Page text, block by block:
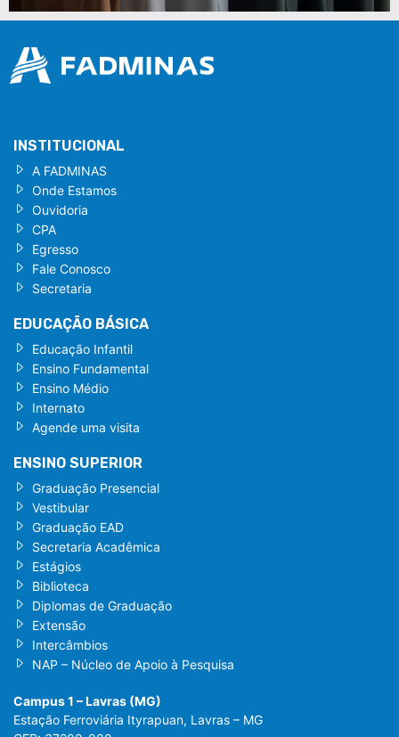
INSTITUCIONAL
A FADMINAS
Onde Estamos
Ouvidoria
CPA
Egresso
Fale Conosco
Secretaria
EDUCAÇÃO BÁSICA
Educação Infantil
Ensino Fundamental
Ensino Médio
Internato
Agende uma visita
ENSINO SUPERIOR
Graduação Presencial
Vestibular
Graduação EAD
Secretaria Acadêmica
Estágios
Biblioteca
Diplomas de Graduação
Extensão
Intercâmbios
NAP – Núcleo de Apoio à Pesquisa
Campus 1 – Lavras (MG)
Estação Ferroviária Ityrapuan, Lavras – MG